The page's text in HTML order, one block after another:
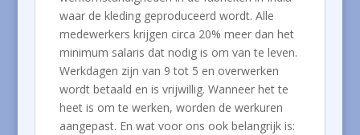
waar de kleding geproduceerd wordt. Alle
medewerkers krijgen circa 20% meer dan het
minimum salaris dat nodig is om van te leven.
Werkdagen zijn van 9 tot 5 en overwerken
wordt betaald en is vrijwillig. Wanneer het te
heet is om te werken, worden de werkuren
aangepast. En wat voor ons ook belangrijk is: